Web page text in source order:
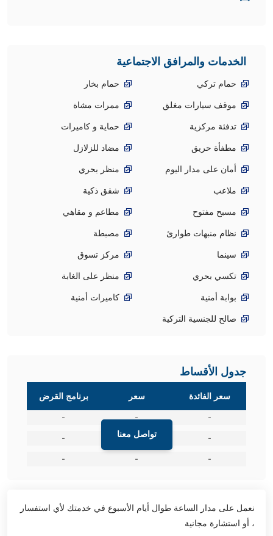
الخدمات والمرافق الاجتماعية
حمام تركي
حمام بخار
موقف سيارات مغلق
ممرات مشاة
تدفئة مركزية
حماية و كاميرات
مطفأة حريق
مضاد للزلازل
أمان على مدار اليوم
منظر بحري
ملاعب
شقق ذكية
مسبح مفتوح
مطاعم و مقاهي
نظام منبهات طوارئ
مصبطة
سينما
مركز تسوق
تكسي بحري
منظر على الغابة
بوابة أمنية
كاميرات أمنية
صالح للجنسية التركية
جدول الأقساط
تواصل معنا
سعر الفائدة سعر
برنامج القرض
-
-
-
-
-
-
-
-
-
نعمل على مدار الساعة طوال أيام الأسبوع في خدمتك لأي استفسار
، أو استشارة مجانية